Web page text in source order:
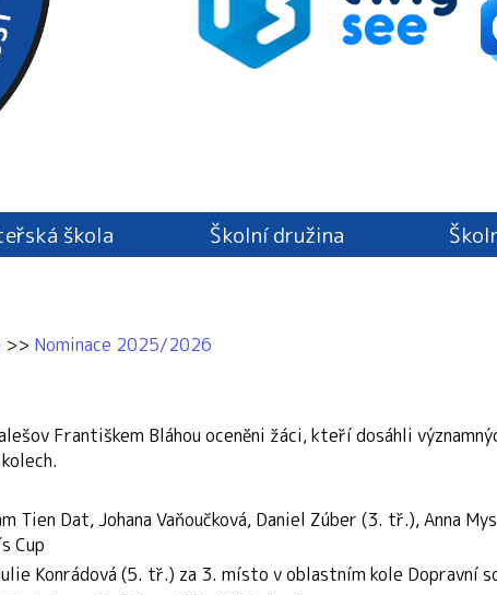
škola Školní družina
Nominace 2025/2026
Františkem Bláhou oceněni žáci, kteří dosáhli
Tien Dat, Johana Vaňoučková, Daniel Zúber (3. tř.), Anna
Cup
Konrádová (5. tř.) za 3. místo v oblastním kole Dopravní